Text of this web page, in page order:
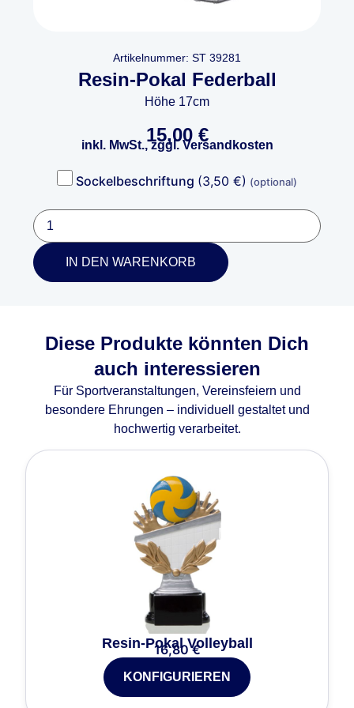
Artikelnummer: ST 39281
Resin-Pokal Federball
Höhe 17cm
15,00 €
inkl. MwSt., zggl. Versandkosten
Sockelbeschriftung (3,50 €) (optional)
IN DEN WARENKORB
Diese Produkte könnten Dich
auch interessieren
Für Sportveranstaltungen, Vereinsfeiern und
besondere Ehrungen – individuell gestaltet und
hochwertig verarbeitet.
Resin-Pokal Volleyball
16,80€
KONFIGURIEREN